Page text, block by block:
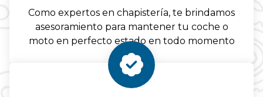
Como expertos en chapistería, te brindamos
asesoramiento para mantener tu coche o
moto en perfecto estado en todo momento